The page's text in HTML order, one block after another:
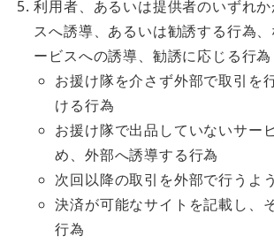
利用者、あるいは提供者のいずれ
スへ誘導、あるいは勧誘する行為
ービスへの誘導、勧誘に応じる行為
お援け隊を介さず外部で取引を
ける行為
お援け隊で出品していないサー
め、外部へ誘導する行為
次回以降の取引を外部で行うよ
決済が可能なサイトを記載し、
行為